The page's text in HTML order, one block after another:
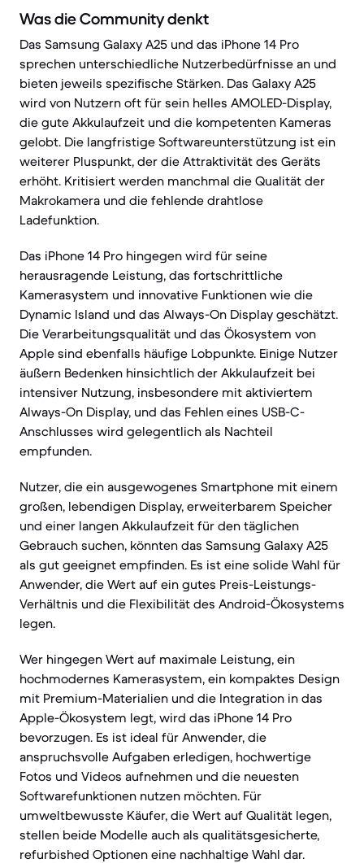
Was die Community denkt
Das Samsung Galaxy A25 und das iPhone 14 Pro
sprechen unterschiedliche Nutzerbedürfnisse an und
bieten jeweils spezifische Stärken. Das Galaxy A25
wird von Nutzern oft für sein helles AMOLED-Display,
die gute Akkulaufzeit und die kompetenten Kameras
gelobt. Die langfristige Softwareunterstützung ist ein
weiterer Pluspunkt, der die Attraktivität des Geräts
erhöht. Kritisiert werden manchmal die Qualität der
Makrokamera und die fehlende drahtlose
Ladefunktion.
Das iPhone 14 Pro hingegen wird für seine
herausragende Leistung, das fortschrittliche
Kamerasystem und innovative Funktionen wie die
Dynamic Island und das Always-On Display geschätzt.
Die Verarbeitungsqualität und das Ökosystem von
Apple sind ebenfalls häufige Lobpunkte. Einige Nutzer
äußern Bedenken hinsichtlich der Akkulaufzeit bei
intensiver Nutzung, insbesondere mit aktiviertem
Always-On Display, und das Fehlen eines USB-C-
Anschlusses wird gelegentlich als Nachteil
empfunden.
Nutzer, die ein ausgewogenes Smartphone mit einem
großen, lebendigen Display, erweiterbarem Speicher
und einer langen Akkulaufzeit für den täglichen
Gebrauch suchen, könnten das Samsung Galaxy A25
als gut geeignet empfinden. Es ist eine solide Wahl für
Anwender, die Wert auf ein gutes Preis-Leistungs-
Verhältnis und die Flexibilität des Android-Ökosystems
legen.
Wer hingegen Wert auf maximale Leistung, ein
hochmodernes Kamerasystem, ein kompaktes Design
mit Premium-Materialien und die Integration in das
Apple-Ökosystem legt, wird das iPhone 14 Pro
bevorzugen. Es ist ideal für Anwender, die
anspruchsvolle Aufgaben erledigen, hochwertige
Fotos und Videos aufnehmen und die neuesten
Softwarefunktionen nutzen möchten. Für
umweltbewusste Käufer, die Wert auf Qualität legen,
stellen beide Modelle auch als qualitätsgesicherte,
refurbished Optionen eine nachhaltige Wahl dar.